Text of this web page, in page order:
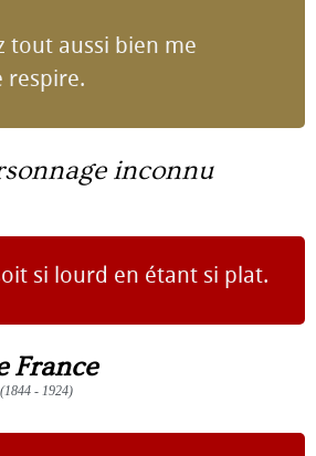
tout aussi bien me
respire.
inconnu
si lourd en étant si plat.
France
- 1924)